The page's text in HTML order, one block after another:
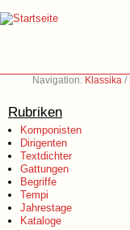
Navigation: Klassika /
Rubriken
Komponisten
Dirigenten
Textdichter
Gattungen
Begriffe
Tempi
Jahrestage
Kataloge